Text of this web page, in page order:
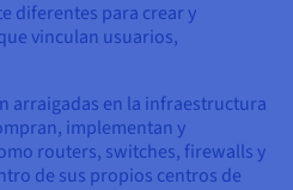
diferentes para crear y
vinculan usuarios,
arraigadas en la infraestructura
implementan y
routers, switches, firewalls y
de sus propios centros de